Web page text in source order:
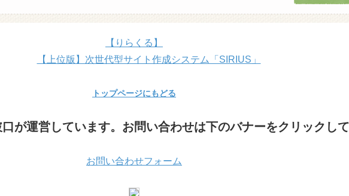
【りらくる】
【上位版】次世代型サイト作成システム「SIRIUS」
トップページにもどる
が運営しています。お問い合わせは下のバナーをクリックして
お問い合わせフォーム